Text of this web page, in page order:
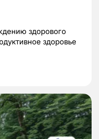
здорового
здоровье